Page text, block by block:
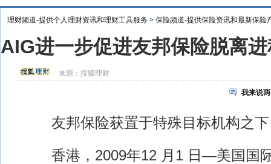
理财频道-提供个人理财资讯和理财工具服务 > 保险频道-提供保险资讯和最新保险
AIG进一步促进友邦保险脱离
来源： 搜狐理财
我来说
友邦保险获置于特殊目标机构之下
香港，2009年12 月1 日—美国国